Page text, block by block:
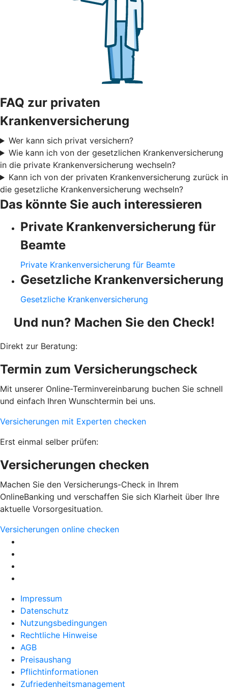
FAQ zur privaten
Krankenversicherung
Wer kann sich privat versichern?
Wie kann ich von der gesetzlichen Krankenversicherung
in die private Krankenversicherung wechseln?
Kann ich von der privaten Krankenversicherung zurück in
die gesetzliche Krankenversicherung wechseln?
Das könnte Sie auch interessieren
Private Krankenversicherung für
Beamte
Private Krankenversicherung für Beamte
Gesetzliche Krankenversicherung
Gesetzliche Krankenversicherung
Und nun? Machen Sie den Check!
Direkt zur Beratung:
Termin zum Versicherungscheck
Mit unserer Online-Terminvereinbarung buchen Sie schnell
und einfach Ihren Wunschtermin bei uns.
Versicherungen mit Experten checken
Erst einmal selber prüfen:
Versicherungen checken
Machen Sie den Versicherungs-Check in Ihrem
OnlineBanking und verschaffen Sie sich Klarheit über Ihre
aktuelle Vorsorgesituation.
Versicherungen online checken
Impressum
Datenschutz
Nutzungsbedingungen
Rechtliche Hinweise
AGB
Preisaushang
Pflichtinformationen
Zufriedenheitsmanagement